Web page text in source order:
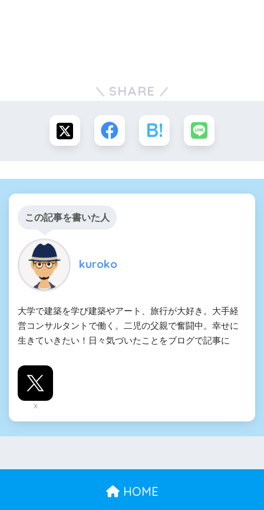
SHARE
この記事を書いた人
kuroko
大学で建築を学び建築やアート、旅行が大好き。大手経
営コンサルタントで働く。二児の父親で奮闘中。幸せに
生きていきたい！日々気づいたことをブログで記事に
X
HOME